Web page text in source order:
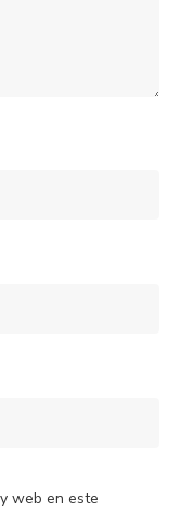
web en este